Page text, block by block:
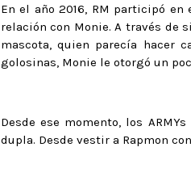
En el año 2016, RM participó
relación con Monie. A través de
mascota, quien parecía hacer
golosinas, Monie le otorgó un
Desde ese momento, los
dupla. Desde vestir a Rapmon